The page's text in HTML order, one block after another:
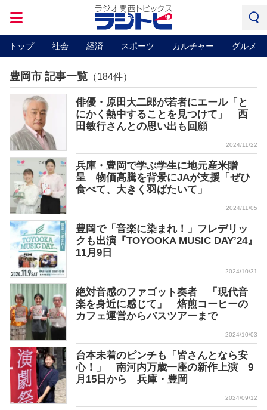
トップ 社会 経済 スポーツ カルチャー グルメ
豊岡市 記事一覧 （184件）
俳優・原田大二郎が若者にエール「と
にかく熱中することを見つけて」 西
田敏行さんとの思い出も回顧
2024/11/22
兵庫・豊岡で学ぶ学生に地元産米贈
呈 物価高騰を背景にJAが支援「ぜひ
食べて、大きく羽ばたいて」
2024/11/05
豊岡で「音楽に染まれ！」フレデリッ
クも出演『TOYOOKA MUSIC DAY’24』
11月9日
2024/10/31
絶対音感のファゴット奏者 「現代音
楽を身近に感じて」 焙煎コーヒーの
カフェ運営からバスツアーまで
2024/10/03
台本未着のピンチも「皆さんとなら安
心！」 南河内万歳一座の新作上演 9
月15日から 兵庫・豊岡
2024/09/12